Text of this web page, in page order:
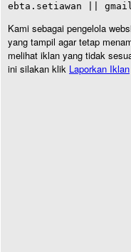
ebta.setiawan ||
Kami sebagai pengelola
yang tampil agar tetap
melihat iklan yang tidak
ini silakan klik Laporkan Iklan